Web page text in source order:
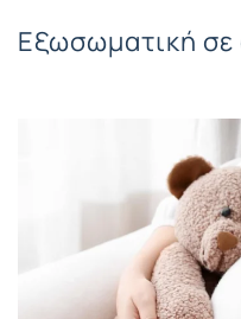
Εξωσωματική σε